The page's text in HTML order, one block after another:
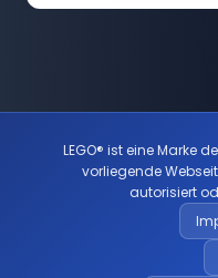
LEGO® ist eine Marke
vorliegende
autorisiert